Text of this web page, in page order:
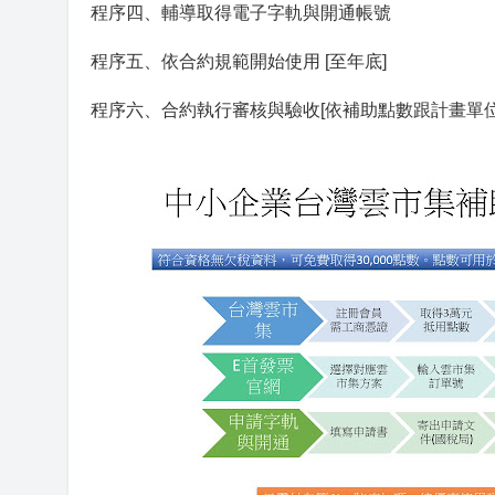
程序四、輔導取得電子字軌與開通帳號
程序五、依合約規範開始使用 [至年底]
程序六、合約執行審核與驗收[依補助點數跟計畫單